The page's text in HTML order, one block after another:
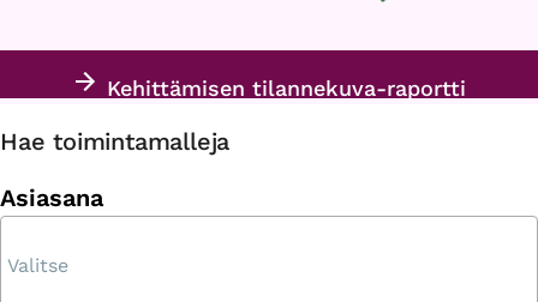
Kehittämisen tilannekuva-raportti
Hae toimintamalleja
Asiasana